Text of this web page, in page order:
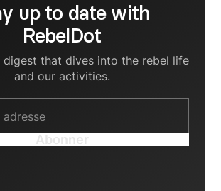
up to date with
RebelDot
digest that dives into the rebel life
and our activities.